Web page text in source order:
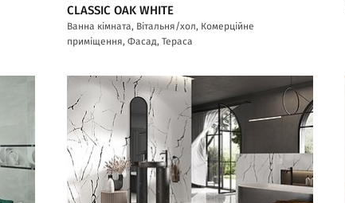
CLASSIC OAK WHITE
Ванна кімната, Вітальня/хол, Комерційне
приміщення, Фасад, Тераса